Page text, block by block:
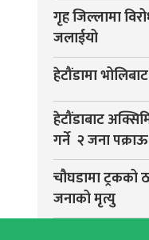
गृह जिल्लामा
जलाईयो
हेटौंडामा
हेटौंडाबाट
गर्ने २ जना पक्राऊ
चौघडामा
जनाको मृत्यु